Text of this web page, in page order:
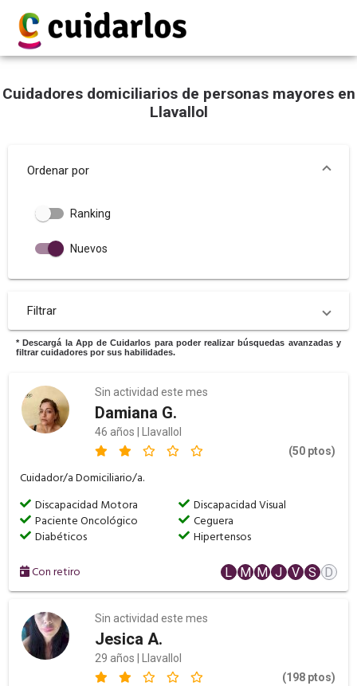
Cuidadores domiciliarios de personas mayores en
Llavallol
Ordenar por
Ranking
Nuevos
Filtrar
* Descargá la App de Cuidarlos para poder realizar búsquedas avanzadas y
filtrar cuidadores por sus habilidades.
Sin actividad este mes
Damiana G.
46 años | Llavallol
(50 ptos)
Cuidador/a Domiciliario/a.
Discapacidad Motora
Discapacidad Visual
Paciente Oncológico
Ceguera
Diabéticos
Hipertensos
Con retiro L M M J V S D
Sin actividad este mes
Jesica A.
29 años | Llavallol
(198 ptos)